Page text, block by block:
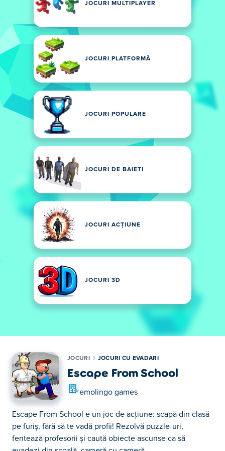
JOCURI MULTIPLAYER
JOCURI PLATFORMĂ
JOCURI POPULARE
JOCURI DE BAIETI
JOCURI ACȚIUNE
JOCURI 3D
JOCURI JOCURI CU EVADARI
Escape From School
emolingo games
Escape From School e un joc de acțiune: scapă din clasă
pe furiș, fără să te vadă profii! Rezolvă puzzle-uri,
fentează profesorii și caută obiecte ascunse ca să